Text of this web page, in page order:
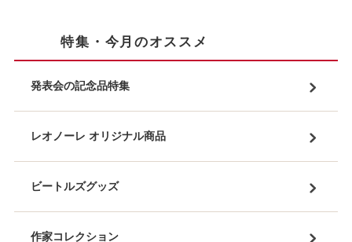
特集・今月のオススメ
発表会の記念品特集
レオノーレ オリジナル商品
ビートルズグッズ
作家コレクション